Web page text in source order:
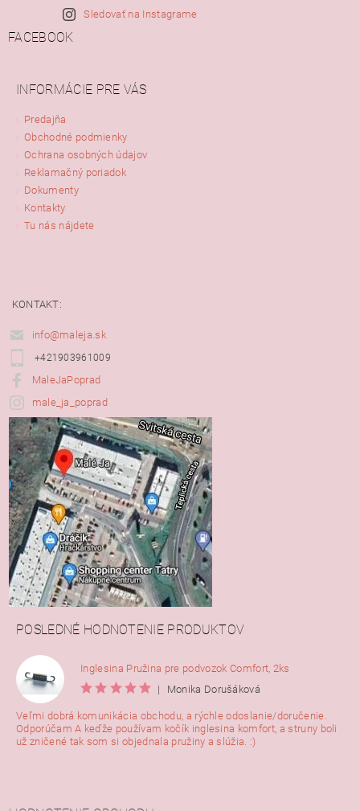
Sledovať na Instagrame
FACEBOOK
INFORMÁCIE PRE VÁS
Predajňa
Obchodné podmienky
Ochrana osobných údajov
Reklamačný poriadok
Dokumenty
Kontakty
Tu nás nájdete
KONTAKT:
info@maleja.sk
+421903961009
MaleJaPoprad
male_ja_poprad
POSLEDNÉ HODNOTENIE PRODUKTOV
Inglesina Pružina pre podvozok Comfort, 2ks
|
Monika Dorušáková
Veľmi dobrá komunikácia obchodu, a rýchle odoslanie/doručenie.
Odporúčam A keďže používam kočík inglesina komfort, a struny boli
už zničené tak som si objednala pružiny a slúžia. :)